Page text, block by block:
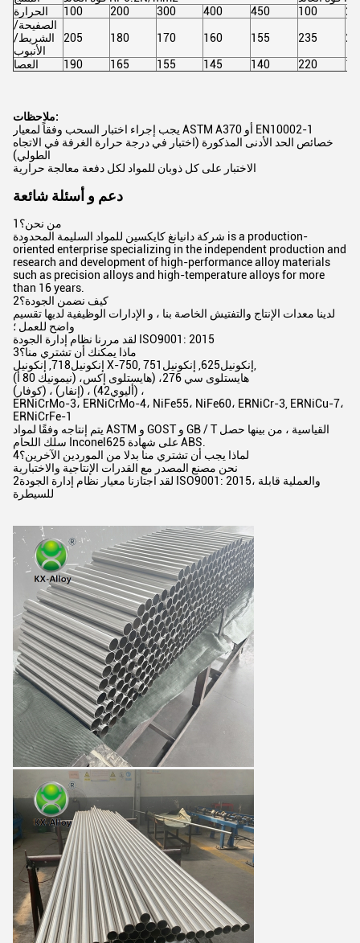
الحرارة
100 200 300 400 450 100
الصفيحة/
الشريط/
الأنبوب
205 180 170 160 155 235
العصا 190 165 155 145 140 220
ملاحظات:
يجب إجراء اختبار السحب وفقاً لمعيار ASTM A370 أو EN10002-1
خصائص الحد الأدنى المذكورة (اختبار في درجة حرارة الغرفة في الاتجاه
الطولي)
الاختبار على كل ذوبان للمواد لكل دفعة معالجة حرارية
دعم و أسئلة شائعة
1من نحن؟
شركة دانيانغ كايكسين للمواد السليمة المحدودة is a production-
oriented enterprise specializing in the independent production and
research and development of high-performance alloy materials
such as precision alloys and high-temperature alloys for more
than 16 years.
2كيف نضمن الجودة؟
لدينا معدات الإنتاج والتفتيش الخاصة بنا ، و الإدارات الوظيفية لديها تقسيم
واضح للعمل ؛
لقد مررنا نظام إدارة الجودة ISO9001: 2015
3ماذا يمكنك أن تشتري منا؟
(هايستلوى سي 276، (هايستلوى إكس، (نيمونيك 80 أ
(كوفار) ، (إنفار) ، (أليوي42) ،
ERNiCrMo-3، ERNiCrMo-4، NiFe55، NiFe60، ERNiCr-3, ERNiCu-7،
ERNiCrFe-1
يتم إنتاجه وفقًا لمواد ASTM و GOST و GB / T القياسية ، من بينها حصل
سلك اللحام Inconel625 على شهادة ABS.
4لماذا يجب أن تشتري منا بدلا من الموردين الآخرين؟
نحن مصنع المصدر مع القدرات الإنتاجية والاختبارية
2لقد اجتازنا معيار نظام إدارة الجودة ISO9001: 2015، والعملية قابلة
للسيطرة